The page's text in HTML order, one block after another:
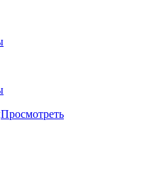
Просмотреть